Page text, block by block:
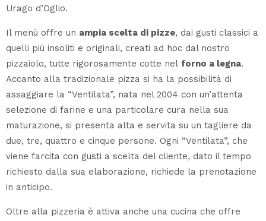
Urago d’Oglio.
Il menù offre un ampia scelta di pizze, dai gusti classici a
quelli più insoliti e originali, creati ad hoc dal nostro
pizzaiolo, tutte rigorosamente cotte nel forno a legna.
Accanto alla tradizionale pizza si ha la possibilità di
assaggiare la “Ventilata”, nata nel 2004 con un’attenta
selezione di farine e una particolare cura nella sua
maturazione, si presenta alta e servita su un tagliere da
due, tre, quattro e cinque persone. Ogni “Ventilata”, che
viene farcita con gusti a scelta del cliente, dato il tempo
richiesto dalla sua elaborazione, richiede la prenotazione
in anticipo.
Oltre alla pizzeria è attiva anche una cucina che offre